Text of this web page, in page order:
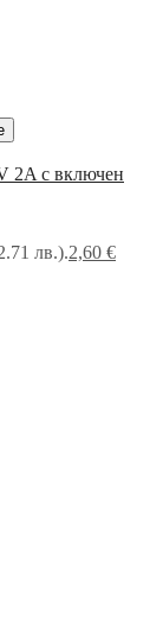
2A с включен
лв.).2,60 €